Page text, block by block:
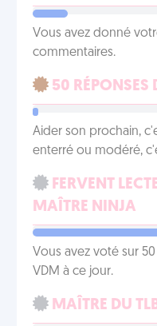
Vous avez donné
commentaires.
50 RÉPONSES
Aider son prochain,
enterré ou modéré,
FERVENT
MAÎTRE NINJA
Vous avez voté sur
VDM à ce jour.
MAÎTRE DU